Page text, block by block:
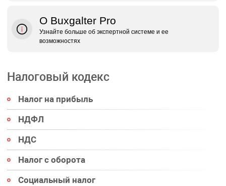
О Buxgalter Pro
Узнайте больше об экспертной системе и ее
возможностях
Налоговый кодекс
Налог на прибыль
НДФЛ
НДС
Налог с оборота
Социальный налог